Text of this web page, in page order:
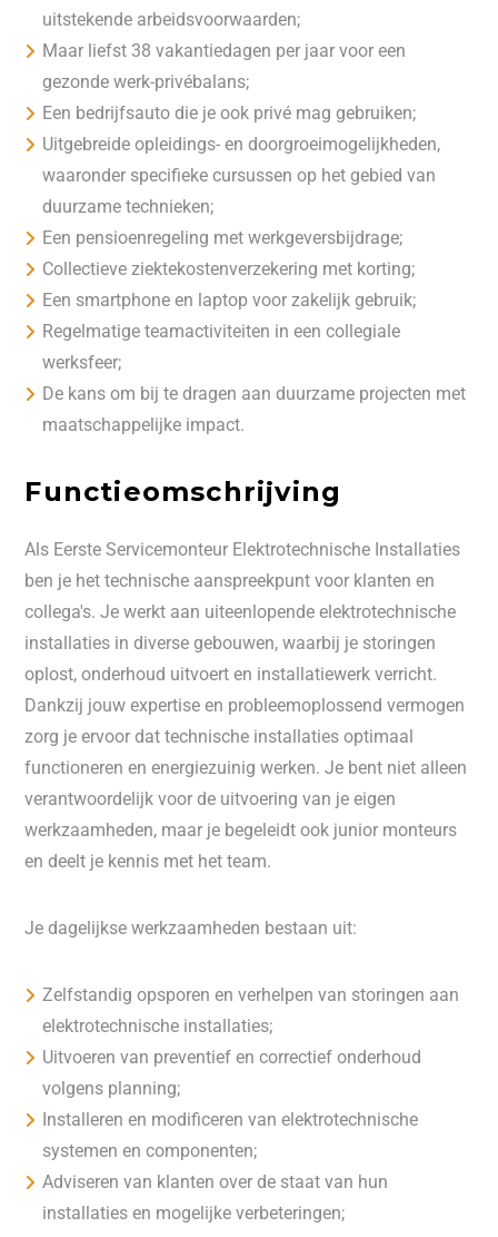
uitstekende arbeidsvoorwaarden;
Maar liefst 38 vakantiedagen per jaar voor een
gezonde werk-privébalans;
Een bedrijfsauto die je ook privé mag gebruiken;
Uitgebreide opleidings- en doorgroeimogelijkheden,
waaronder specifieke cursussen op het gebied van
duurzame technieken;
Een pensioenregeling met werkgeversbijdrage;
Collectieve ziektekostenverzekering met korting;
Een smartphone en laptop voor zakelijk gebruik;
Regelmatige teamactiviteiten in een collegiale
werksfeer;
De kans om bij te dragen aan duurzame projecten met
maatschappelijke impact.
Functieomschrijving
Als Eerste Servicemonteur Elektrotechnische Installaties
ben je het technische aanspreekpunt voor klanten en
collega's. Je werkt aan uiteenlopende elektrotechnische
installaties in diverse gebouwen, waarbij je storingen
oplost, onderhoud uitvoert en installatiewerk verricht.
Dankzij jouw expertise en probleemoplossend vermogen
zorg je ervoor dat technische installaties optimaal
functioneren en energiezuinig werken. Je bent niet alleen
verantwoordelijk voor de uitvoering van je eigen
werkzaamheden, maar je begeleidt ook junior monteurs
en deelt je kennis met het team.
Je dagelijkse werkzaamheden bestaan uit:
Zelfstandig opsporen en verhelpen van storingen aan
elektrotechnische installaties;
Uitvoeren van preventief en correctief onderhoud
volgens planning;
Installeren en modificeren van elektrotechnische
systemen en componenten;
Adviseren van klanten over de staat van hun
installaties en mogelijke verbeteringen;